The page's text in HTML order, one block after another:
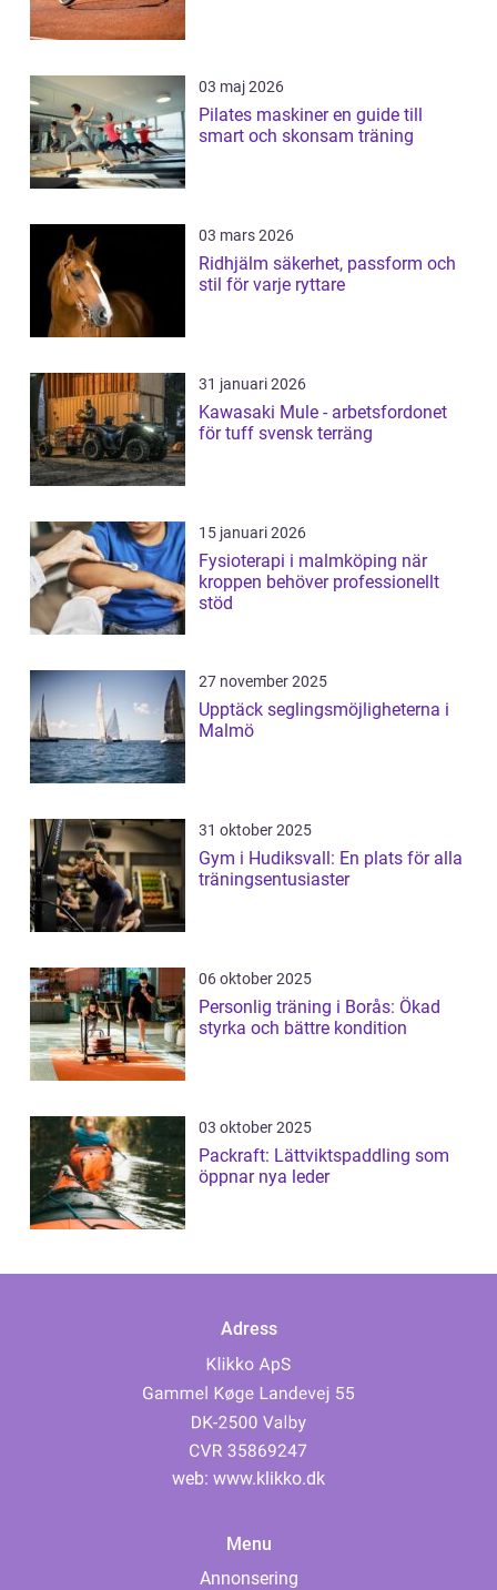
03 maj 2026
Pilates maskiner en guide till
smart och skonsam träning
03 mars 2026
Ridhjälm säkerhet, passform och
stil för varje ryttare
31 januari 2026
Kawasaki Mule - arbetsfordonet
för tuff svensk terräng
15 januari 2026
Fysioterapi i malmköping när
kroppen behöver professionellt
stöd
27 november 2025
Upptäck seglingsmöjligheterna i
Malmö
31 oktober 2025
Gym i Hudiksvall: En plats för alla
träningsentusiaster
06 oktober 2025
Personlig träning i Borås: Ökad
styrka och bättre kondition
03 oktober 2025
Packraft: Lättviktspaddling som
öppnar nya leder
Adress
web: www.klikko.dk
Menu
Annonsering